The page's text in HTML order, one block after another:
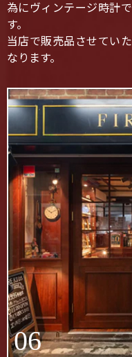
為にヴィンテージ時計
す。
当店で販売品させてい
なります。
06